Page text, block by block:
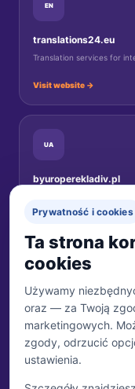
EN
translations24.eu
Translation services for
Visit website →
UA
byuroperekladiv.pl
MARKA
Biuro Tłumaczeń 24
WŁAŚCICIEL
Prywatność i cookies
Ta strona
cookies
Używamy
oraz — za Twoją
marketingowych.
zgody, odrzucić
ustawienia.